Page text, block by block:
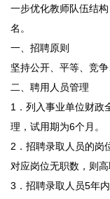
一步优化教师队伍结
名。
一、招聘原则
坚持公开、平等、竞争
二、聘用人员管理
1．列入事业单位财政
理，试用期为6个月。
2．招聘录取人员的岗
对应岗位无职数，则高
3．招聘录取人员5年